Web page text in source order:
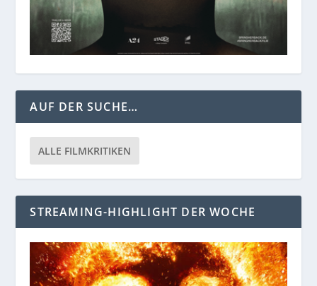
AUF DER SUCHE…
ALLE FILMKRITIKEN
STREAMING-HIGHLIGHT DER WOCHE